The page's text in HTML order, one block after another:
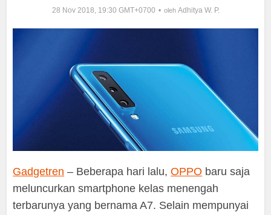
28 Nov 2018, 19:30 GMT+0700 oleh Adhitya W. P.
Gadgetren – Beberapa hari lalu,OPPO baru saja
meluncurkan smartphone kelas menengah
terbarunya yang bernama A7. Selain mempunyai